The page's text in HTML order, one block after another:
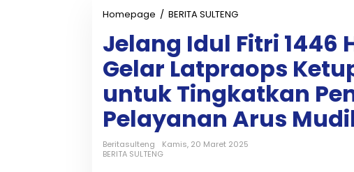
Homepage / BERITA SULTENG
l
a
n
g
I
u
F
Jelang Idul Fitri 1446
Gelar Latpraops
untuk Tingkatkan
Pelayanan Arus
Beritasulteng
Kamis, 20 Maret 2025
BERITA SULTENG